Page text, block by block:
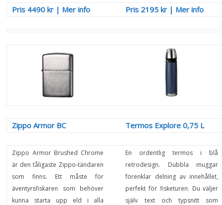
Pris 4490 kr | Mer info Pris 2195 kr | Mer info
Zippo Armor BC Termos Explore 0,75 L
Zippo Armor Brushed Chrome
är den tåligaste Zippo-tändaren
som finns. Ett måste för
äventyrsfiskaren som behöver
kunna starta upp eld i alla
En ordentlig termos i blå
retrodesign. Dubbla muggar
förenklar delning av innehållet,
perfekt för fisketuren. Du väljer
själv text och typsnitt som